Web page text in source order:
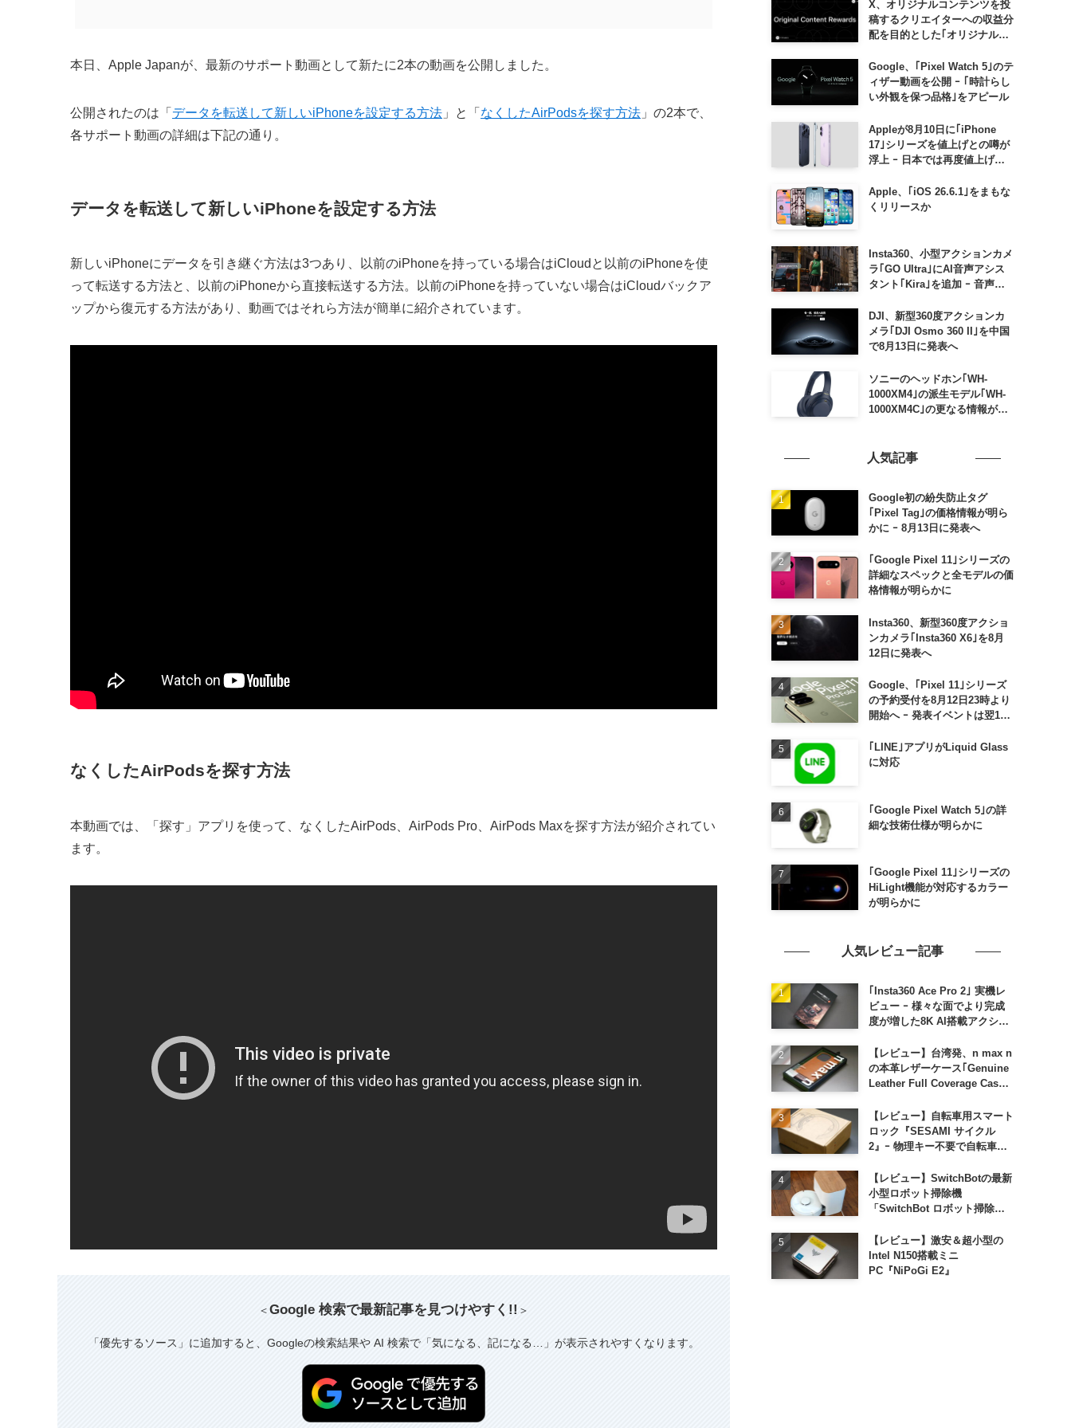
本日、Apple Japanが、最新のサポート動画として新たに2本の動画を公開しました。
公開されたのは「 データを転送して新しいiPhoneを設定する方法 」と「 なくしたAirPodsを探す方法 」の2本で、
各サポート動画の詳細は下記の通り。
データを転送して新しいiPhoneを設定する方法
新しいiPhoneにデータを引き継ぐ方法は3つあり、以前のiPhoneを持っている場合はiCloudと以前のiPhoneを使
って転送する方法と、以前のiPhoneから直接転送する方法。以前のiPhoneを持っていない場合はiCloudバックア
ップから復元する方法があり、動画ではそれら方法が簡単に紹介されています。
なくしたAirPodsを探す方法
本動画では、「探す」アプリを使って、なくしたAirPods、AirPods Pro、AirPods Maxを探す方法が紹介されてい
ます。
＜Google 検索で最新記事を見つけやすく!! ＞
「優先するソース」に追加すると、Googleの検索結果や AI 検索で「気になる、記になる…」が表示されやすくなります。
X、オリジナルコンテンツを投
稿するクリエイターへの収益分
配を目的とした｢オリジナルコ
入へ ｰ 従来の｢収益分配｣は廃
止
Google、｢Pixel Watch 5｣のテ
ィザー動画を公開 ｰ ｢時計らし
い外観を保つ品格｣をアピール
Appleが8月10日に｢iPhone
17｣シリーズを値上げとの噂が
浮上 ｰ 日本では再度値上げの
Apple、｢iOS 26.6.1｣をまもな
くリリースか
Insta360、小型アクションカメ
ラ｢GO Ultra｣にAI音声アシス
タント｢Kira｣を追加 ｰ 音声で
などが利用可能に
DJI、新型360度アクションカ
メラ｢DJI Osmo 360 II｣を中国
で8月13日に発表へ
ソニーのヘッドホン｢WH-
1000XM4｣の派生モデル｢WH-
1000XM4C｣の更なる情報が明
人気記事
Google初の紛失防止タグ
｢Pixel Tag｣の価格情報が明ら
かに ｰ 8月13日に発表へ
｢Google Pixel 11｣シリーズの
詳細なスペックと全モデルの価
格情報が明らかに
Insta360、新型360度アクショ
ンカメラ｢Insta360 X6｣を8月
12日に発表へ
Google、｢Pixel 11｣シリーズ
の予約受付を8月12日23時より
開始へ ｰ 発表イベントは翌13
｢LINE｣アプリがLiquid Glass
に対応
｢Google Pixel Watch 5｣の詳
細な技術仕様が明らかに
｢Google Pixel 11｣シリーズの
HiLight機能が対応するカラー
が明らかに
人気レビュー記事
｢Insta360 Ace Pro 2｣ 実機レ
ビュー ｰ 様々な面でより完成
度が増した8K AI搭載アクショ
【レビュー】台湾発、n max n
の本革レザーケース｢Genuine
Leather Full Coverage Case
【レビュー】自転車用スマート
ロック『SESAMI サイクル
2』ｰ 物理キー不要で自転車の
【レビュー】SwitchBotの最新
小型ロボット掃除機
「SwitchBot ロボット掃除機
【レビュー】激安＆超小型の
Intel N150搭載ミニ
PC『NiPoGi E2』